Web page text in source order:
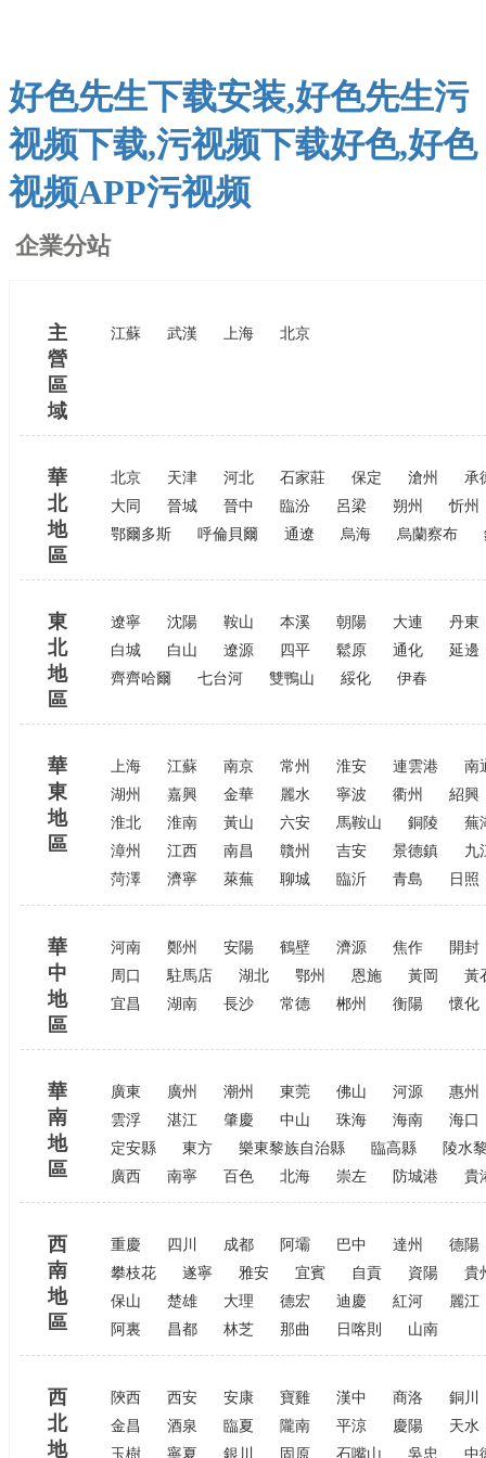
好色先生下载安装,好色先生污
视频下载,污视频下载好色,好色
视频APP污视频
企業分站
主
營
區
域
江蘇 武漢 上海 北京
華
北
地
區
北京 天津 河北 石家莊 保定 滄州
承
大同
晉城 晉中 臨汾 呂梁 朔州
忻州
鄂爾多斯
呼倫貝爾 通遼 烏海 烏蘭察布
東
北
地
區
遼寧 沈陽 鞍山 本溪 朝陽 大連
丹東
白城
白山 遼源 四平 鬆原 通化
延邊
齊齊哈爾
七台河 雙鴨山 綏化 伊春
華
東
地
區
上海 江蘇 南京 常州 淮安 連雲港
南
湖州
嘉興 金華 麗水 寧波 衢州
紹興
淮北
淮南 黃山 六安 馬鞍山 銅陵
蕪
漳州
江西 南昌 贛州 吉安 景德鎮
九
菏澤
濟寧 萊蕪 聊城 臨沂 青島 日照
華
中
地
區
河南 鄭州 安陽 鶴壁 濟源 焦作
開封
周口
駐馬店 湖北 鄂州 恩施 黃岡
黃
宜昌
湖南 長沙 常德 郴州 衡陽 懷化
華
南
地
區
廣東 廣州 潮州 東莞 佛山 河源
惠州
雲浮
湛江 肇慶 中山 珠海 海南
海口
定安縣
東方 樂東黎族自治縣 臨高縣
陵水
廣西
南寧 百色 北海 崇左 防城港 貴
西
南
地
區
重慶 四川 成都 阿壩 巴中 達州
德陽
攀枝花
遂寧 雅安 宜賓 自貢 資陽
貴
保山
楚雄 大理 德宏 迪慶 紅河
麗江
阿裏
昌都 林芝 那曲 日喀則 山南
西
北
地
陝西 西安 安康 寶雞 漢中 商洛
銅川
金昌
酒泉 臨夏 隴南 平涼 慶陽
天水
玉樹
寧夏 銀川 固原 石嘴山 吳忠 中